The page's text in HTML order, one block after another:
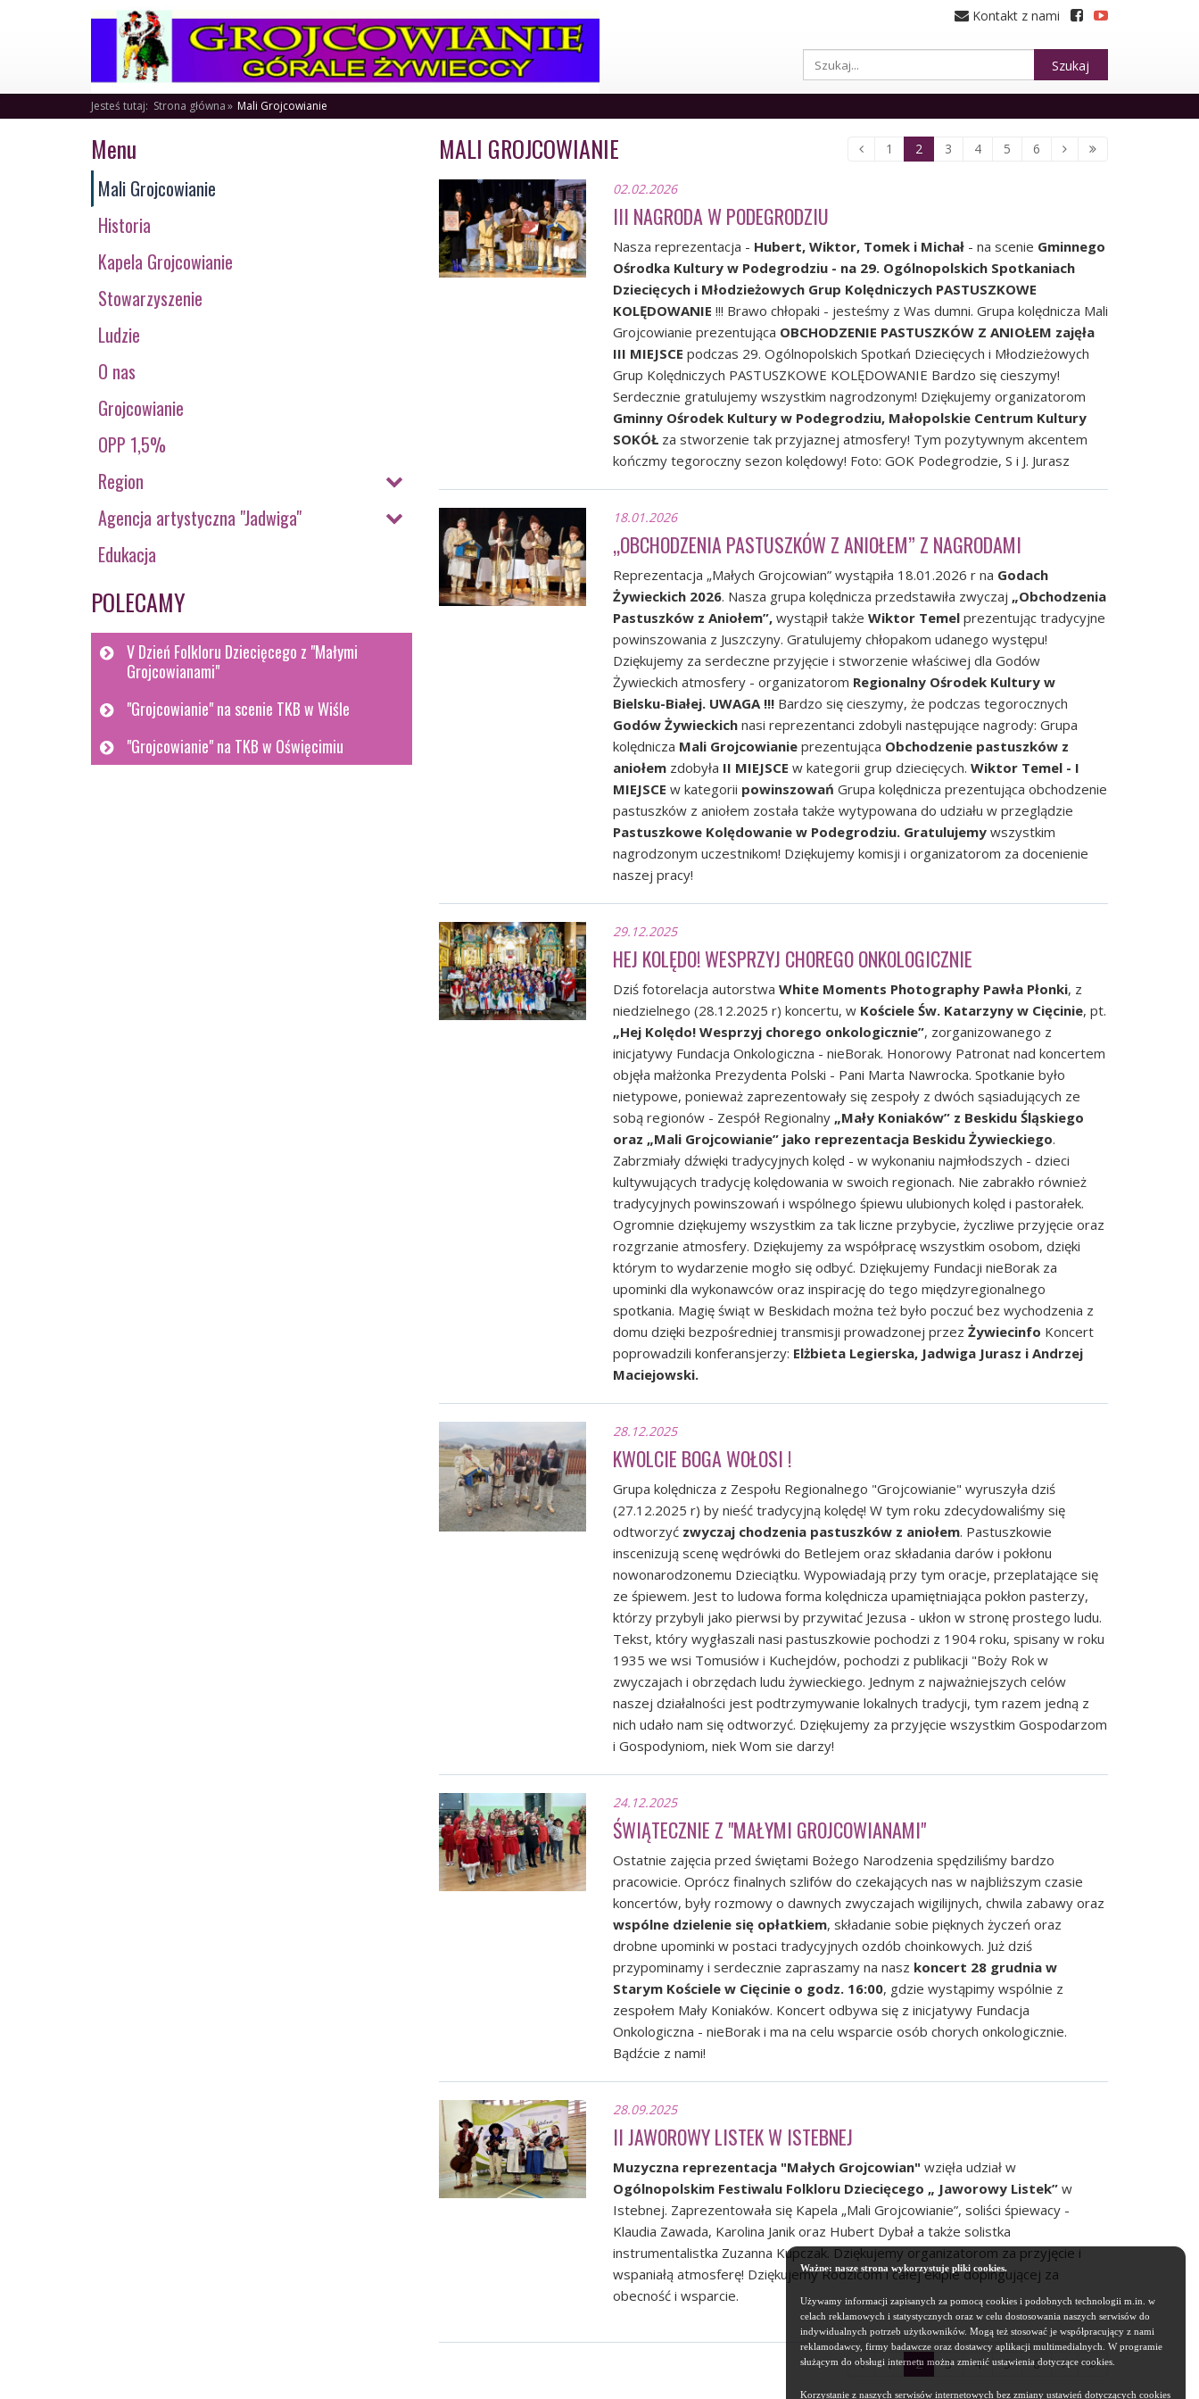
Kontakt z nami
Szukaj
Jesteś tutaj: Strona główna Mali Grojcowianie
Menu
Mali Grojcowianie
Historia
Kapela Grojcowianie
Stowarzyszenie
Ludzie
O nas
Grojcowianie
OPP 1,5%
Region
Agencja artystyczna "Jadwiga"
Edukacja
POLECAMY
V Dzień Folkloru Dziecięcego z "Małymi
Grojcowianami"
"Grojcowianie" na scenie TKB w Wiśle
"Grojcowianie" na TKB w Oświęcimiu
MALI GROJCOWIANIE 1 2 3 4 5 6
02.02.2026
III NAGRODA W PODEGRODZIU
Nasza reprezentacja - Hubert, Wiktor, Tomek i Michał - na scenie Gminnego
Ośrodka Kultury w Podegrodziu - na 29. Ogólnopolskich Spotkaniach
Dziecięcych i Młodzieżowych Grup Kolędniczych PASTUSZKOWE
KOLĘDOWANIE !!! Brawo chłopaki - jesteśmy z Was dumni. Grupa kolędnicza Mali
Grojcowianie prezentująca OBCHODZENIE PASTUSZKÓW Z ANIOŁEM zajęła
III MIEJSCE podczas 29. Ogólnopolskich Spotkań Dziecięcych i Młodzieżowych
Grup Kolędniczych PASTUSZKOWE KOLĘDOWANIE Bardzo się cieszymy!
Serdecznie gratulujemy wszystkim nagrodzonym! Dziękujemy organizatorom
Gminny Ośrodek Kultury w Podegrodziu, Małopolskie Centrum Kultury
SOKÓŁ za stworzenie tak przyjaznej atmosfery! Tym pozytywnym akcentem
kończmy tegoroczny sezon kolędowy! Foto: GOK Podegrodzie, S i J. Jurasz
18.01.2026
„OBCHODZENIA PASTUSZKÓW Z ANIOŁEM” Z NAGRODAMI
Reprezentacja „Małych Grojcowian” wystąpiła 18.01.2026 r na Godach
Żywieckich 2026. Nasza grupa kolędnicza przedstawiła zwyczaj „Obchodzenia
Pastuszków z Aniołem”, wystąpił także Wiktor Temel prezentując tradycyjne
powinszowania z Juszczyny. Gratulujemy chłopakom udanego występu!
Dziękujemy za serdeczne przyjęcie i stworzenie właściwej dla Godów
Żywieckich atmosfery - organizatorom Regionalny Ośrodek Kultury w
Bielsku-Białej. UWAGA !!! Bardzo się cieszymy, że podczas tegorocznych
Godów Żywieckich nasi reprezentanci zdobyli następujące nagrody: Grupa
kolędnicza Mali Grojcowianie prezentująca Obchodzenie pastuszków z
aniołem zdobyła II MIEJSCE w kategorii grup dziecięcych. Wiktor Temel - I
MIEJSCE w kategorii powinszowań Grupa kolędnicza prezentująca obchodzenie
pastuszków z aniołem została także wytypowana do udziału w przeglądzie
Pastuszkowe Kolędowanie w Podegrodziu. Gratulujemy wszystkim
nagrodzonym uczestnikom! Dziękujemy komisji i organizatorom za docenienie
naszej pracy!
29.12.2025
HEJ KOLĘDO! WESPRZYJ CHOREGO ONKOLOGICZNIE
Dziś fotorelacja autorstwa White Moments Photography Pawła Płonki, z
niedzielnego (28.12.2025 r) koncertu, w Kościele Św. Katarzyny w Cięcinie, pt.
„Hej Kolędo! Wesprzyj chorego onkologicznie”, zorganizowanego z
inicjatywy Fundacja Onkologiczna - nieBorak. Honorowy Patronat nad koncertem
objęła małżonka Prezydenta Polski - Pani Marta Nawrocka. Spotkanie było
nietypowe, ponieważ zaprezentowały się zespoły z dwóch sąsiadujących ze
sobą regionów - Zespół Regionalny „Mały Koniaków” z Beskidu Śląskiego
oraz „Mali Grojcowianie” jako reprezentacja Beskidu Żywieckiego.
Zabrzmiały dźwięki tradycyjnych kolęd - w wykonaniu najmłodszych - dzieci
kultywujących tradycję kolędowania w swoich regionach. Nie zabrakło również
tradycyjnych powinszowań i wspólnego śpiewu ulubionych kolęd i pastorałek.
Ogromnie dziękujemy wszystkim za tak liczne przybycie, życzliwe przyjęcie oraz
rozgrzanie atmosfery. Dziękujemy za współpracę wszystkim osobom, dzięki
którym to wydarzenie mogło się odbyć. Dziękujemy Fundacji nieBorak za
upominki dla wykonawców oraz inspirację do tego międzyregionalnego
spotkania. Magię świąt w Beskidach można też było poczuć bez wychodzenia z
domu dzięki bezpośredniej transmisji prowadzonej przez Żywiecinfo Koncert
poprowadzili konferansjerzy: Elżbieta Legierska, Jadwiga Jurasz i Andrzej
Maciejowski.
28.12.2025
KWOLCIE BOGA WOŁOSI !
Grupa kolędnicza z Zespołu Regionalnego "Grojcowianie" wyruszyła dziś
(27.12.2025 r) by nieść tradycyjną kolędę! W tym roku zdecydowaliśmy się
odtworzyć zwyczaj chodzenia pastuszków z aniołem. Pastuszkowie
inscenizują scenę wędrówki do Betlejem oraz składania darów i pokłonu
nowonarodzonemu Dzieciątku. Wypowiadają przy tym oracje, przeplatające się
ze śpiewem. Jest to ludowa forma kolędnicza upamiętniająca pokłon pasterzy,
którzy przybyli jako pierwsi by przywitać Jezusa - ukłon w stronę prostego ludu.
Tekst, który wygłaszali nasi pastuszkowie pochodzi z 1904 roku, spisany w roku
1935 we wsi Tomusiów i Kuchejdów, pochodzi z publikacji "Boży Rok w
zwyczajach i obrzędach ludu żywieckiego. Jednym z najważniejszych celów
naszej działalności jest podtrzymywanie lokalnych tradycji, tym razem jedną z
nich udało nam się odtworzyć. Dziękujemy za przyjęcie wszystkim Gospodarzom
i Gospodyniom, niek Wom sie darzy!
24.12.2025
ŚWIĄTECZNIE Z "MAŁYMI GROJCOWIANAMI"
Ostatnie zajęcia przed świętami Bożego Narodzenia spędziliśmy bardzo
pracowicie. Oprócz finalnych szlifów do czekających nas w najbliższym czasie
koncertów, były rozmowy o dawnych zwyczajach wigilijnych, chwila zabawy oraz
wspólne dzielenie się opłatkiem, składanie sobie pięknych życzeń oraz
drobne upominki w postaci tradycyjnych ozdób choinkowych. Już dziś
przypominamy i serdecznie zapraszamy na nasz koncert 28 grudnia w
Starym Kościele w Cięcinie o godz. 16:00, gdzie wystąpimy wspólnie z
zespołem Mały Koniaków. Koncert odbywa się z inicjatywy Fundacja
Onkologiczna - nieBorak i ma na celu wsparcie osób chorych onkologicznie.
Bądźcie z nami!
28.09.2025
II JAWOROWY LISTEK W ISTEBNEJ
Muzyczna reprezentacja "Małych Grojcowian" wzięła udział w
Ogólnopolskim Festiwalu Folkloru Dziecięcego „ Jaworowy Listek” w
Istebnej. Zaprezentowała się Kapela „Mali Grojcowianie”, soliści śpiewacy -
Klaudia Zawada, Karolina Janik oraz Hubert Dybał a także solistka
instrumentalistka Zuzanna Kupczak. Dziękujemy organizatorom za przyjęcie i
wspaniałą atmosferę! Dziękujemy Rodzicom i całej ekipie dopingującej za
obecność i wsparcie.
1 2 3 4 5 6
Ważne: nasze strona wykorzystuje pliki cookies.
Używamy informacji zapisanych za pomocą cookies i podobnych technologii m.in. w
celach reklamowych i statystycznych oraz w celu dostosowania naszych serwisów do
indywidualnych potrzeb użytkowników. Mogą też stosować je współpracujący z nami
reklamodawcy, firmy badawcze oraz dostawcy aplikacji multimedialnych. W programie
służącym do obsługi internetu można zmienić ustawienia dotyczące cookies.
Korzystanie z naszych serwisów internetowych bez zmiany ustawień dotyczących cookies